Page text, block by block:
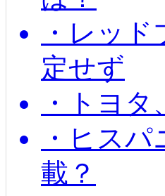
・レッ
定せず
・トヨ
・ヒス
載？